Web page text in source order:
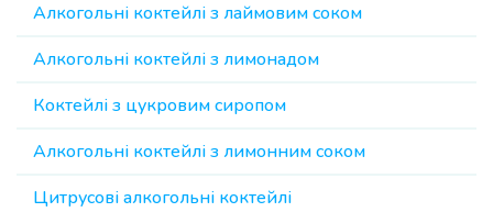
Алкогольні коктейлі з лаймовим соком
Алкогольні коктейлі з лимонадом
Коктейлі з цукровим сиропом
Алкогольні коктейлі з лимонним соком
Цитрусові алкогольні коктейлі